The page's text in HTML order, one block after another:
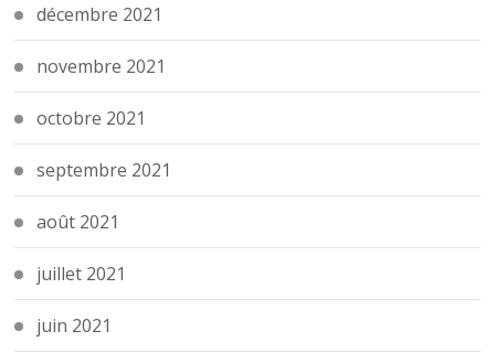
décembre 2021
novembre 2021
octobre 2021
septembre 2021
août 2021
juillet 2021
juin 2021